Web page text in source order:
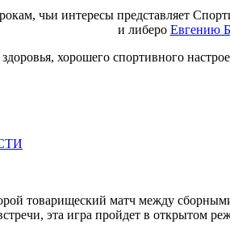
чьи интересы представляет
и либеро Евгению
хорошего спортивного
товарищеский матч между
эта игра пройдет в открытом